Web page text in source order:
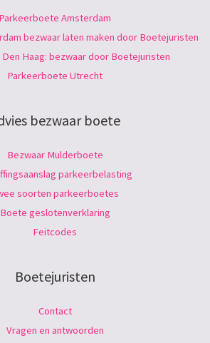
Parkeerboete Amsterdam
bezwaar laten maken door Boetejuristen
Haag: bezwaar door Boetejuristen
Parkeerboete Utrecht
bezwaar boete
Bezwaar Mulderboete
parkeerbelasting
soorten parkeerboetes
Boete geslotenverklaring
Feitcodes
Boetejuristen
Contact
Vragen en antwoorden